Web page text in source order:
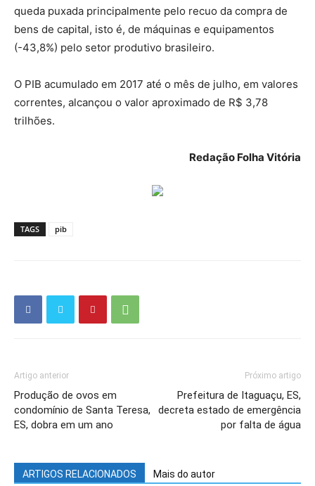
queda puxada principalmente pelo recuo da compra de
bens de capital, isto é, de máquinas e equipamentos
(-43,8%) pelo setor produtivo brasileiro.
O PIB acumulado em 2017 até o mês de julho, em valores
correntes, alcançou o valor aproximado de R$ 3,78
trilhões.
Redação Folha Vitória
TAGS pib
Artigo anterior
Produção de ovos em
condomínio de Santa Teresa,
ES, dobra em um ano
Próximo artigo
Prefeitura de Itaguaçu, ES,
decreta estado de emergência
por falta de água
ARTIGOS RELACIONADOS Mais do autor